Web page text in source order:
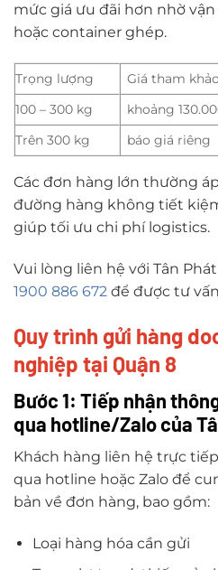
mức giá ưu đãi hơn nhờ
hoặc container ghép.
Trọng lượng
Giá tham khảo
100 – 300 kg
khoảng
Trên 300 kg
báo giá riêng
Các đơn hàng lớn thường
đường hàng không tiết
giúp tối ưu chi phí logistics.
Vui lòng liên hệ với Tân
1900 886 672 để được tư
Quy trình gửi hàng
nghiệp tại Quận 8
Bước 1: Tiếp nhận
qua hotline/Zalo của
Khách hàng liên hệ trực
qua hotline hoặc Zalo để
bản về đơn hàng, bao gồm:
Loại hàng hóa cần gửi